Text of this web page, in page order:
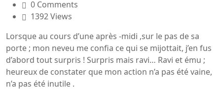
0 Comments
1392 Views
Lorsque au cours d’une après -midi ,sur le pas de sa
porte ; mon neveu me confia ce qui se mijottait, j’en fus
d’abord tout surpris ! Surpris mais ravi… Ravi et ému ;
heureux de constater que mon action n’a pas été vaine,
n’a pas été inutile .